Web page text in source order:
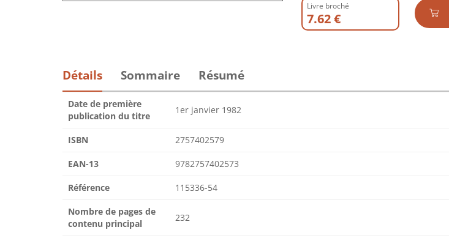
Livre broché
7.62 €
Détails Sommaire Résumé
Date de première
publication du titre
1er janvier 1982
ISBN 2757402579
EAN-13 9782757402573
Référence 115336-54
Nombre de pages de
contenu principal
232